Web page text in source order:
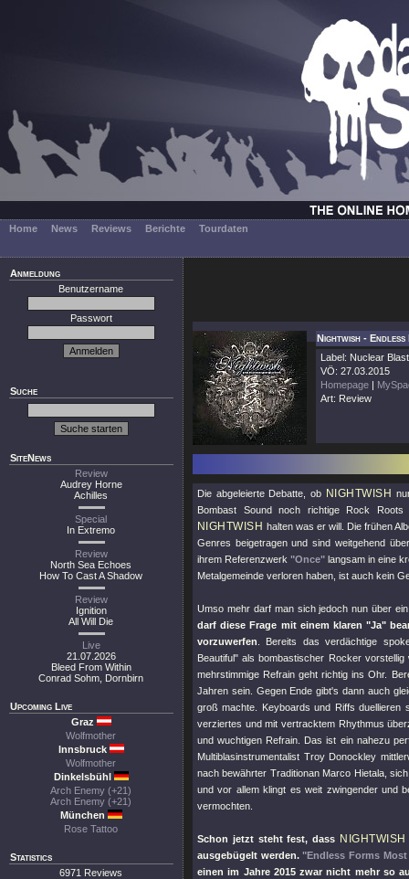
Home News Reviews Berichte Tourdaten
Anmeldung
Benutzername
Passwort
Suche
SiteNews
Review
Audrey Horne
Achilles
Special
In Extremo
Review
North Sea Echoes
How To Cast A Shadow
Review
Ignition
All Will Die
Live
21.07.2026
Bleed From Within
Conrad Sohm, Dornbirn
Upcoming Live
Graz
Wolfmother
Innsbruck
Wolfmother
Dinkelsbühl
Arch Enemy (+21)
Arch Enemy (+21)
München
Rose Tattoo
Statistics
6971 Reviews
Nightwish -
Label: Nuclear Blast
VÖ: 27.03.2015
Homepage |
Art: Review
Die abgeleierte Debatte, ob NIGHTWISH
Bombast Sound noch richtige Rock
NIGHTWISH halten was er will. Die frühen
Genres beigetragen und sind weitgehend
ihrem Referenzwerk"Once" langsam in eine
Metalgemeinde verloren haben, ist auch kein
Umso mehr darf man sich jedoch nun über
darf diese Frage mit einem klaren"Ja"
vorzuwerfen . Bereits das verdächtige
Beautiful" als bombastischer Rocker
mehrstimmige Refrain geht richtig ins Ohr.
Jahren sein. Gegen Ende gibt's dann auch
groß machte. Keyboards und Riffs duellieren
verziertes und mit vertracktem Rhythmus
und wuchtigen Refrain. Das ist ein nahezu
Multiblasinstrumentalist Troy Donockley
nach bewährter Traditionan Marco Hietala,
und vor allem klingt es weit zwingender und
vermochten.
Schon jetzt steht fest, dass NIGHTWISH
ausgebügelt werden."Endless Forms
einen im Jahre 2015 zwar nicht mehr so